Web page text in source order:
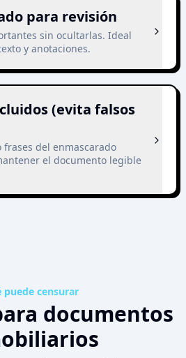
para revisión
sin ocultarlas. Ideal
y anotaciones.
(evita falsos
frases del enmascarado
el documento legible
puede censurar
documentos